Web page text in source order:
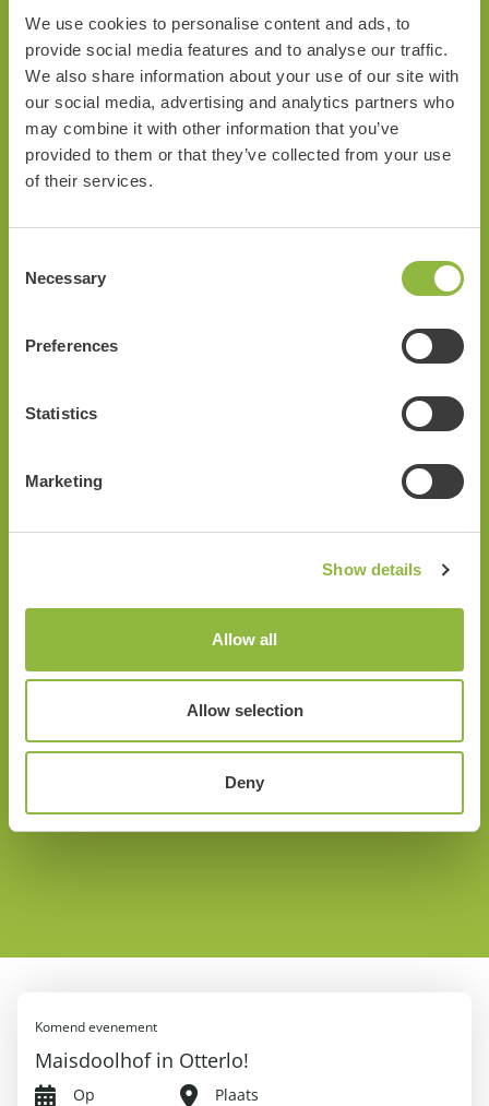
We use cookies to personalise content and ads, to
provide social media features and to analyse our traffic.
We also share information about your use of our site with
our social media, advertising and analytics partners who
may combine it with other information that you’ve
provided to them or that they’ve collected from your use
of their services.
Selection
Necessary
Preferences
Statistics
Marketing
Show details
Allow all
Allow selection
Deny
Interactieve Route
Bij de Veluwe Specialist ga je altijd op pad met een gratis
route. Dit kan een klassieke route zijn op papier of een
interactieve route via de app op je smartphone. Kies voor de
informatieve variant met highlights of de hilarische fungame.
Goed voor extra vermaak onderweg!
Bezienswaardigheden in de buurt
Het
Komend evenement
Maisdoolhof in Otterlo!
Op
Plaats